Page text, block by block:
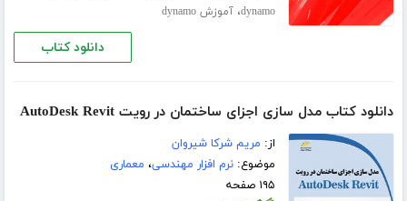
dynamo،آموزش dynamo
دانلود کتاب
دانلود کتاب مدل سازی اجزای ساختمان در رویت AutoDesk Revit
از: مریم شرکا شیروان
موضوع:نرم افزار مهندسی، معماری
۱۹۵ صفحه